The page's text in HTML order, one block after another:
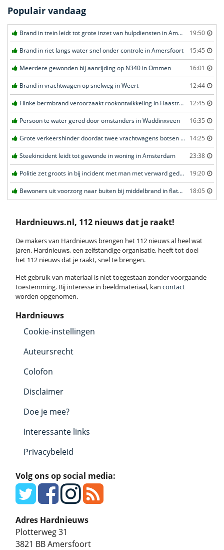
Populair vandaag
Brand in trein leidt tot grote inzet van hulpdiensten in Amersfoort 19:50
Brand in riet langs water snel onder controle in Amersfoort 15:45
Meerdere gewonden bij aanrijding op N340 in Ommen 16:01
Brand in vrachtwagen op snelweg in Weert 12:44
Flinke bermbrand veroorzaakt rookontwikkeling in Haastrecht 12:45
Persoon te water gered door omstanders in Waddinxveen 16:35
Grote verkeershinder doordat twee vrachtwagens botsen tunnel in Zwijndrecht 14:25
Steekincident leidt tot gewonde in woning in Amsterdam 23:38
Politie zet groots in bij incident met man met verward gedrag in Leeuwarden 19:20
Bewoners uit voorzorg naar buiten bij middelbrand in flatwoning in Leeuwarden 18:05
Hardnieuws.nl, 112 nieuws dat je raakt!
De makers van Hardnieuws brengen het 112 nieuws al heel wat
jaren. Hardnieuws, een zelfstandige organisatie, heeft tot doel
het 112 nieuws dat je raakt, snel te brengen.
Het gebruik van materiaal is niet toegestaan zonder voorgaande
toestemming. Bij interesse in beeldmateriaal, kan contact
worden opgenomen.
Hardnieuws
Cookie-instellingen
Auteursrecht
Colofon
Disclaimer
Doe je mee?
Interessante links
Privacybeleid
Volg ons op social media:
Adres Hardnieuws
Plotterweg 31
3821 BBAmersfoort